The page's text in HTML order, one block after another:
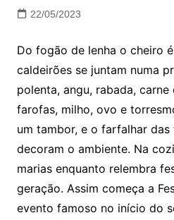
22/05/2023
Do fogão de lenha o cheiro
caldeirões se juntam numa
polenta, angu, rabada,
farofas, milho, ovo e
um tambor, e o farfalhar
decoram o ambiente. Na
marias enquanto relembra
geração. Assim começa a
evento famoso no início do